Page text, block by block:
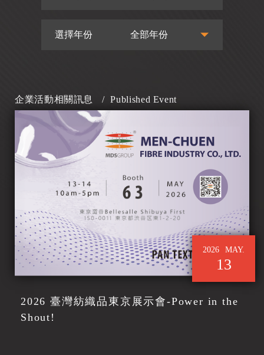
選擇年份 全部年份
企業活動相關訊息 / Published Event
2026 MAY.
13
2026 臺灣紡織品東京展示會-Power in the
Shout!